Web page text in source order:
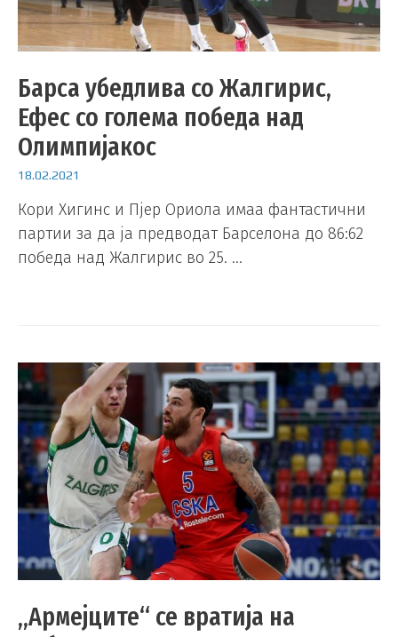
Барса убедлива со Жалгирис,
Ефес со голема победа над
Олимпијакос
18.02.2021
Кори Хигинс и Пјер Ориола имаа фантастични
партии за да ја предводат Барселона до 86:62
победа над Жалгирис во 25. …
„Армејците“ се вратија на